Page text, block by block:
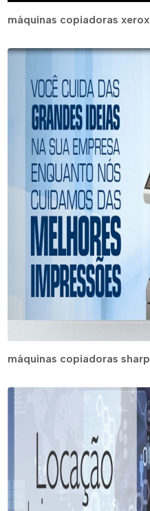
máquinas copiadoras xerox
máquinas copiadoras sharp